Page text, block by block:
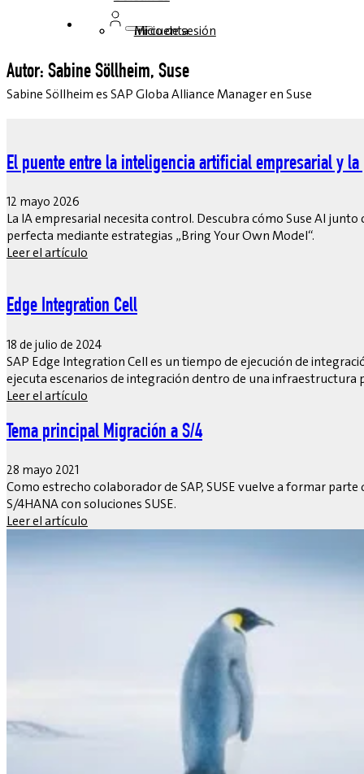
Inicio de sesión
Mi cuenta
Autor: Sabine Söllheim, Suse
Sabine Söllheim es SAP Globa Alliance Manager en Suse
El puente entre la inteligencia artificial empresarial y
12 mayo 2026
La IA empresarial necesita control. Descubra cómo Suse AI
perfecta mediante estrategias „Bring Your Own Model“.
Leer el artículo
Edge Integration Cell
18 de julio de 2024
SAP Edge Integration Cell es un tiempo de ejecución de
ejecuta escenarios de integración dentro de una infraestructura
Leer el artículo
Tema principal Migración a S/4
28 mayo 2021
Como estrecho colaborador de SAP, SUSE vuelve a formar parte
S/4HANA con soluciones SUSE.
Leer el artículo